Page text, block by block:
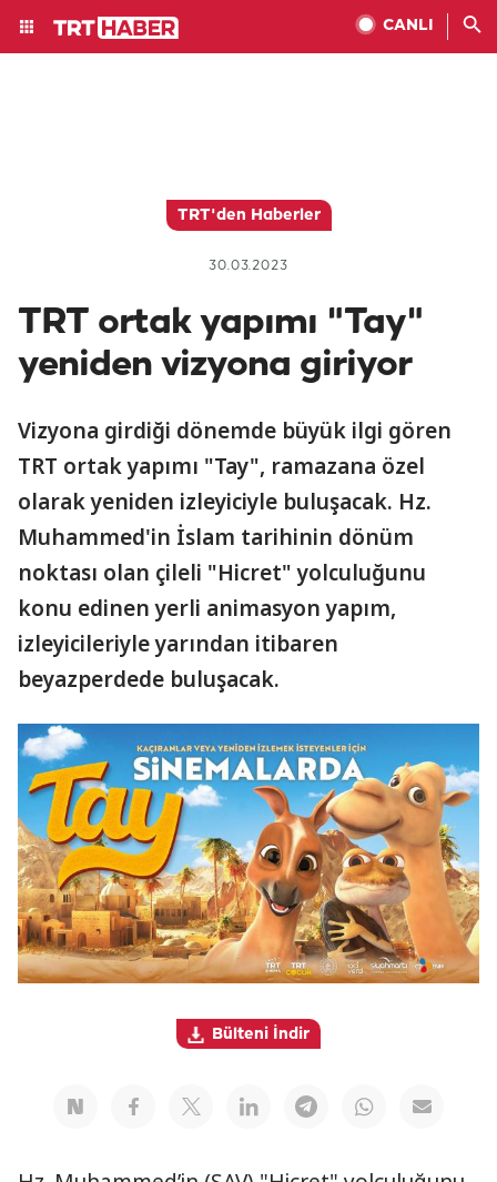
CANLI
TRT'den Haberler
30.03.2023
TRT ortak yapımı "Tay"
yeniden vizyona giriyor
Vizyona girdiği dönemde büyük ilgi gören
TRT ortak yapımı "Tay", ramazana özel
olarak yeniden izleyiciyle buluşacak. Hz.
Muhammed'in İslam tarihinin dönüm
noktası olan çileli "Hicret" yolculuğunu
konu edinen yerli animasyon yapım,
izleyicileriyle yarından itibaren
beyazperdede buluşacak.
Bülteni İndir